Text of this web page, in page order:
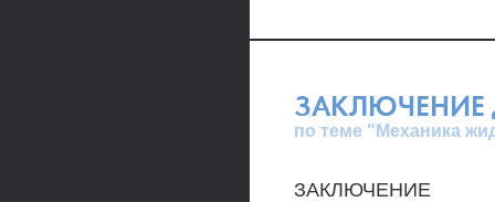
ЗАКЛЮЧЕНИЕ
по теме "Механика
ЗАКЛЮЧЕНИЕ